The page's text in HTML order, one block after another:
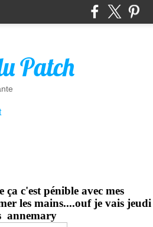
Patch
c'est pénible avec mes
les mains....ouf je vais jeudi
annemary